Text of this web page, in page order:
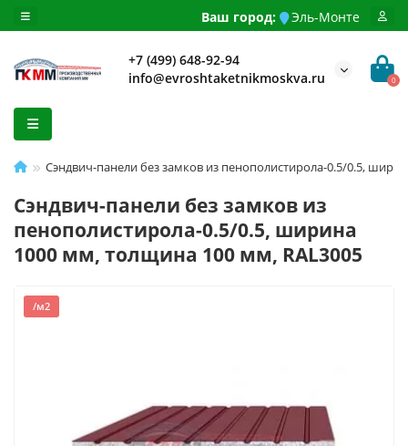
Ваш город: Эль-Монте
+7 (499) 648-92-94
info@evroshtaketnikmoskva.ru
0
Сэндвич-панели без замков из пенополистирола-0.5/0.5,
Сэндвич-панели без замков из
пенополистирола-0.5/0.5, ширина
1000 мм, толщина 100 мм, RAL3005
/м2